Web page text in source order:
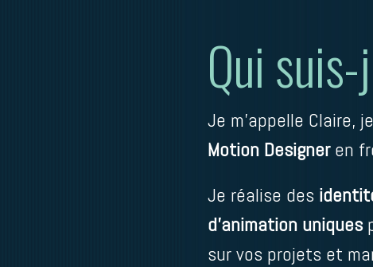
Qui
Je m’appelle Claire,
Motion Designeren
Je réalise des
d’animation uniques
sur vos projets et